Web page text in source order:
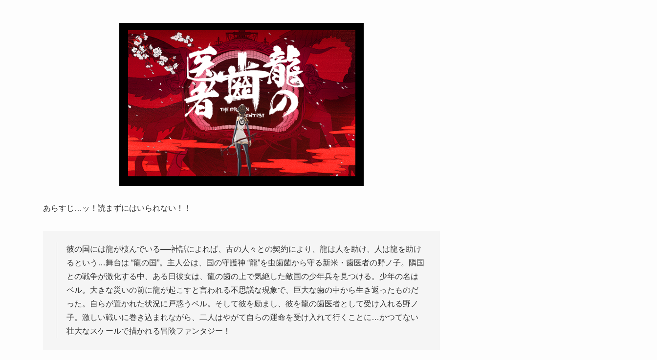
あらすじ…ッ！読まずにはいられない！！
彼の国には龍が棲んでいる──神話によれば、古の人々との契約により、龍は人を助け、人は龍を助け
るという…舞台は “龍の国”。主人公は、国の守護神 “龍”を虫歯菌から守る新米・歯医者の野ノ子。隣国
との戦争が激化する中、ある日彼女は、龍の歯の上で気絶した敵国の少年兵を見つける。少年の名は
ベル。大きな災いの前に龍が起こすと言われる不思議な現象で、巨大な歯の中から生き返ったものだ
った。自らが置かれた状況に戸惑うベル。そして彼を励まし、彼を龍の歯医者として受け入れる野ノ
子。激しい戦いに巻き込まれながら、二人はやがて自らの運命を受け入れて行くことに…かつてない
壮大なスケールで描かれる冒険ファンタジー！